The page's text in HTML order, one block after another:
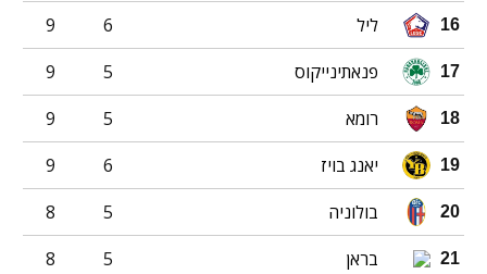
16 ליל 6
9
17 פנאתינייקוס 5
9
18 רומא 5
9
19 יאנג בויז 6
9
20 בולוניה 5
8
21 בראן 5
8